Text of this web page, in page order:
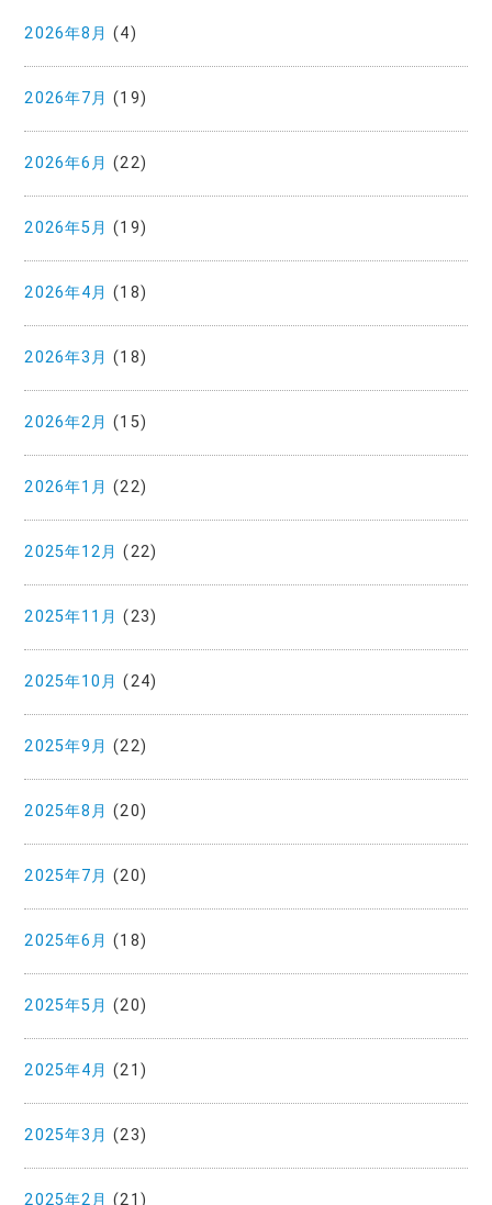
2026年8月 (4)
2026年7月 (19)
2026年6月 (22)
2026年5月 (19)
2026年4月 (18)
2026年3月 (18)
2026年2月 (15)
2026年1月 (22)
2025年12月 (22)
2025年11月 (23)
2025年10月 (24)
2025年9月 (22)
2025年8月 (20)
2025年7月 (20)
2025年6月 (18)
2025年5月 (20)
2025年4月 (21)
2025年3月 (23)
2025年2月 (21)